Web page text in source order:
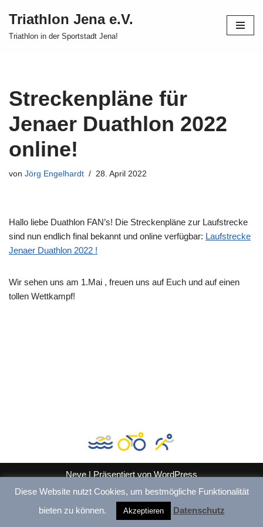
Zum
Triathlon Jena e.V.
Triathlon in der Sportstadt Jena!
Streckenpläne für
Jenaer Duathlon 2022
online!
von Jörg Engelhardt 28. April 2022
Hallo liebe Duathlon FAN’s! Die Streckenpläne zur Laufstrecke
sind nun endlich final bekannt und online verfügbar: Laufstrecke
Jenaer Duathlon 2022 !
Wir sehen uns am 1.Mai , freuen uns auf Euch und auf einen
tollen Wettkampf!
Neve| Präsentiert vonWordPress
Datenschutz
Copyright: 2023 Triathlon Jena e.V.
Diese Website nutzt Cookies, um bestmögliche Funktionalität
bieten zu können.
Akzeptieren Datenschutz